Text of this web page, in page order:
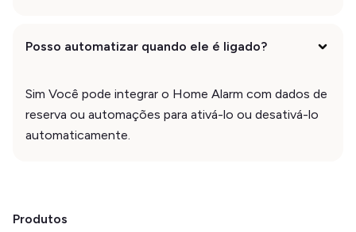
Posso automatizar quando ele é ligado?
Sim Você pode integrar o Home Alarm com dados de
reserva ou automações para ativá-lo ou desativá-lo
automaticamente.
Produtos